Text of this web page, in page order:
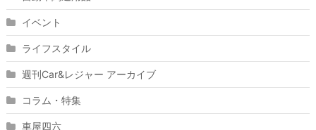
イベント
ライフスタイル
週刊Car&レジャー アーカイブ
コラム・特集
車屋四六